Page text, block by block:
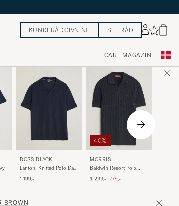
KUNDERÅDGIVNING STILRÅD
CARL MAGAZINE
BOSS BLACK
Lantoni Knitted Polo Dark
1 199,-
40%
MORRIS
Baldwin Resort Polo
Ordinary pris
1 299,- Nedsat pris
779,-
BROWN